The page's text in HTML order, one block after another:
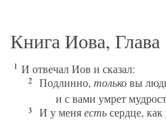
Книга Иова, Глава
1 И отвечал Иов и сказал:
2 Подлинно, тольковы
и с вами умрет
3 И у меняестьсердце, как